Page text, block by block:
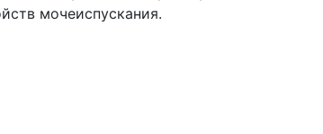
мочеиспускания.